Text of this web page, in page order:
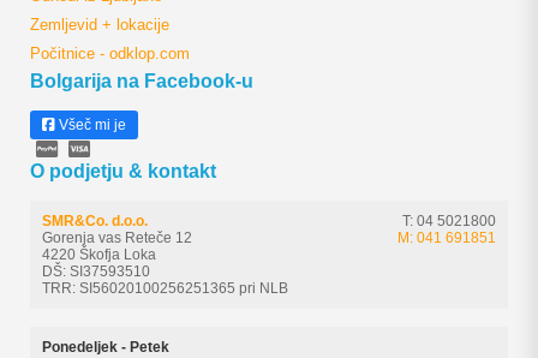
Zemljevid + lokacije
Počitnice - odklop.com
Bolgarija na Facebook-u
Všeč mi je
O podjetju & kontakt
SMR&Co. d.o.o.
Gorenja vas Reteče 12
4220 Škofja Loka
DŠ: SI37593510
TRR: SI56020100256251365 pri NLB
T: 04 5021800
M: 041 691851
Ponedeljek - Petek